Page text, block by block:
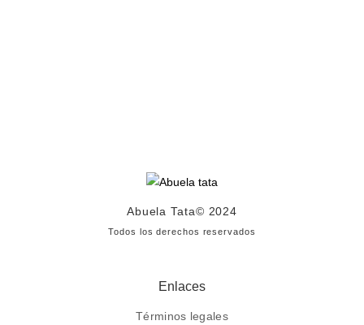
Abuela Tata© 2024
Todos los derechos reservados
Enlaces
Términos legales